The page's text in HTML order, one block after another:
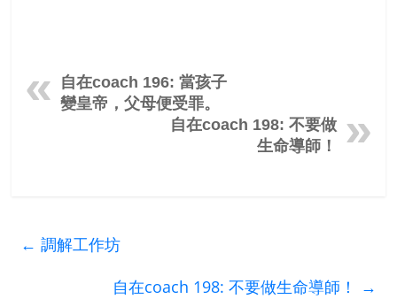
自在coach 196: 當孩子
變皇帝，父母便受罪。
自在coach 198: 不要做
生命導師！
← 調解工作坊
自在coach 198: 不要做生命導師！
→